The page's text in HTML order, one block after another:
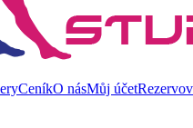
CeníkO násMůj účet